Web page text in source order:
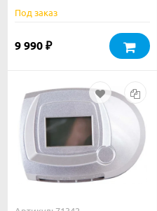
Под заказ
9 990 ₽